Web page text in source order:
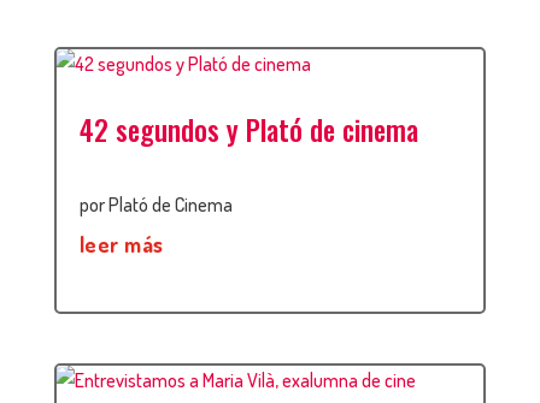
42 segundos y Plató de cinema
porPlató de Cinema
leer más